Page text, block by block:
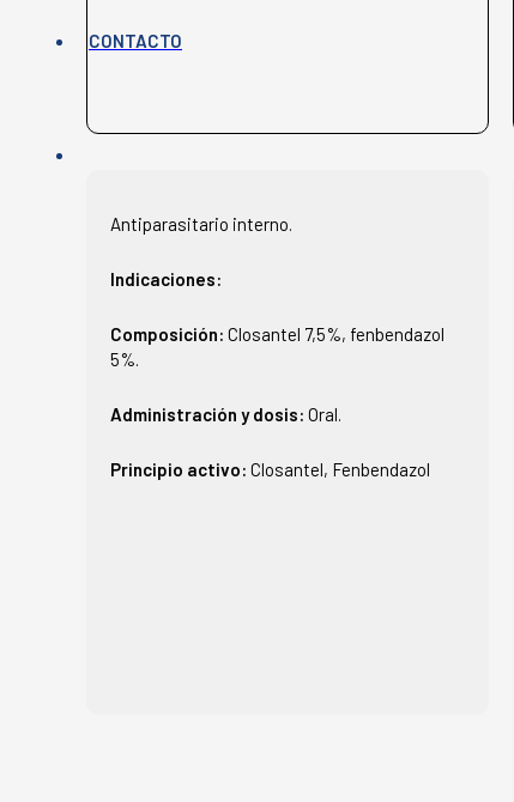
CONTACTO
Antiparasitario interno.
Indicaciones:
Composición: Closantel 7,5%, fenbendazol
5%.
Administración y dosis: Oral.
Principio activo: Closantel, Fenbendazol